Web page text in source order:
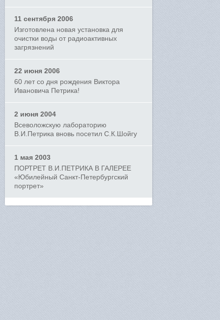
11 сентября 2006
Изготовлена новая установка для
очистки воды от радиоактивных
загрязнений
22 июня 2006
60 лет со дня рождения Виктора
Ивановича Петрика!
2 июня 2004
Всеволожскую лабораторию
В.И.Петрика вновь посетил С.К.Шойгу
1 мая 2003
ПОРТРЕТ В.И.ПЕТРИКА В ГАЛЕРЕЕ
«Юбилейный Санкт-Петербургский
портрет»